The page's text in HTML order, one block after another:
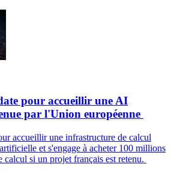
pour accueillir une AI
par l'Union européenne
accueillir une infrastructure de calcul
et s'engage à acheter 100 millions
calcul si un projet français est retenu.